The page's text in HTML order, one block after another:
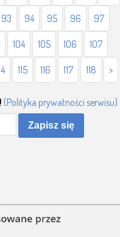
93 94 95 96 97
104 105 106 107
115 116 117 118 >
(Polityka prywatności serwisu)
Zapisz się